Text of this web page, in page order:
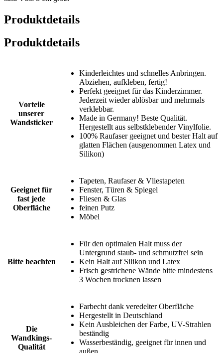
Produktdetails
Produktdetails
Vorteile
unserer
Wandsticker
Kinderleichtes und schnelles Anbringen.
Abziehen, aufkleben, fertig!
Perfekt geeignet für das Kinderzimmer.
Jederzeit wieder ablösbar und mehrmals
verklebbar.
Made in Germany! Beste Qualität.
Hergestellt aus selbstklebender Vinylfolie.
100% Raufaser geeignet und bester Halt auf
glatten Flächen (ausgenommen Latex und
Silikon)
Geeignet für
fast jede
Oberfläche
Tapeten, Raufaser & Vliestapeten
Fenster, Türen & Spiegel
Fliesen & Glas
feinen Putz
Möbel
Bitte beachten
Für den optimalen Halt muss der
Untergrund staub- und schmutzfrei sein
Kein Halt auf Silikon und Latex
Frisch gestrichene Wände bitte mindestens
3 Wochen trocknen lassen
Die
Wandkings-
Qualität
Farbecht dank veredelter Oberfläche
Hergestellt in Deutschland
Kein Ausbleichen der Farbe, UV-Strahlen
beständig
Wasserbeständig, geeignet für innen und